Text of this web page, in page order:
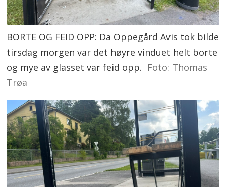
BORTE OG FEID OPP: Da Oppegård Avis tok bilde
tirsdag morgen var det høyre vinduet helt borte
og mye av glasset var feid opp. Foto: Thomas
Trøa